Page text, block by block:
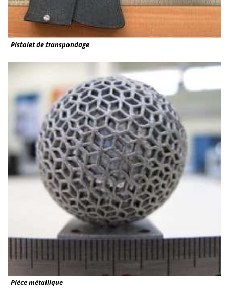
Pistolet de transpondage
Pièce métallique